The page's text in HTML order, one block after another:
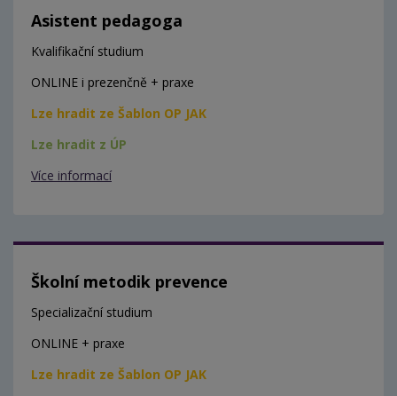
Asistent pedagoga
Kvalifikační studium
ONLINE i prezenčně + praxe
Lze hradit ze Šablon OP JAK
Lze hradit z ÚP
Více informací
Školní metodik prevence
Specializační studium
ONLINE + praxe
Lze hradit ze Šablon OP JAK